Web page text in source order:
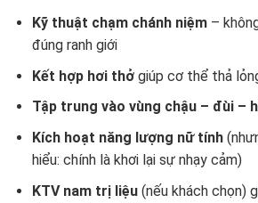
Kỹ thuật chạm chánh niệm–
đúng ranh giới
Kết hợp hơi thởgiúp cơ thể thả
Tập trung vào vùng chậu – đùi –
Kích hoạt năng lượng nữ tính
hiểu: chính là khơi lại sự nhạy cảm)
KTV nam trị liệu(nếu khách chọn)